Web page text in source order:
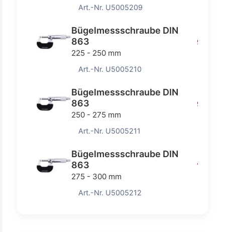
Art.-Nr. U5005209
Bügelmessschraube DIN
863
225 - 250 mm
90,75
Art.-Nr. U5005210
Bügelmessschraube DIN
863
250 - 275 mm
99,00
Art.-Nr. U5005211
Bügelmessschraube DIN
863
275 - 300 mm
Art.-Nr. U5005212